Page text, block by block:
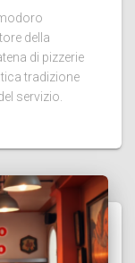
della
di pizzerie
tradizione
servizio.